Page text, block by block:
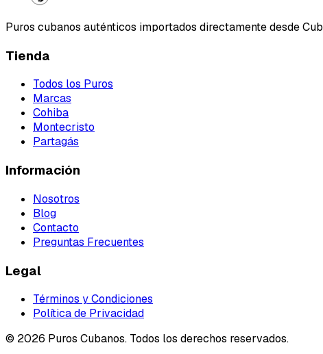
Puros cubanos auténticos importados directamente desde
Tienda
Todos los Puros
Marcas
Cohiba
Montecristo
Partagás
Información
Nosotros
Blog
Contacto
Preguntas Frecuentes
Legal
Términos y Condiciones
Política de Privacidad
© 2026 Puros Cubanos. Todos los derechos reservados.